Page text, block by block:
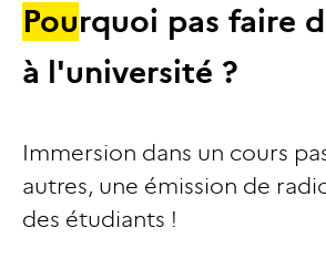
Pourquoi pas faire d
à l'université ?
Immersion dans un cours
autres, une émission de
des étudiants !